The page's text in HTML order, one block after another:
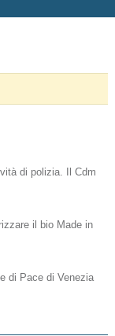
di polizia. Il Cdm
il bio Made in
di Pace di Venezia